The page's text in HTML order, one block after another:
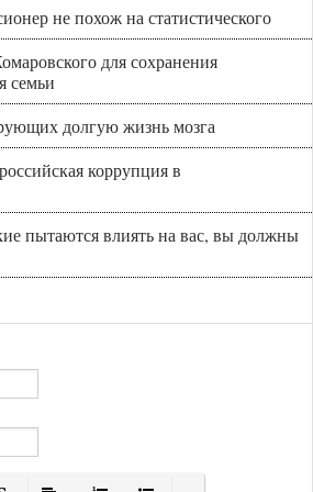
не похож на статистического
для сохранения
семьи
долгую жизнь мозга
коррупция в
пытаются влиять на вас, вы должны